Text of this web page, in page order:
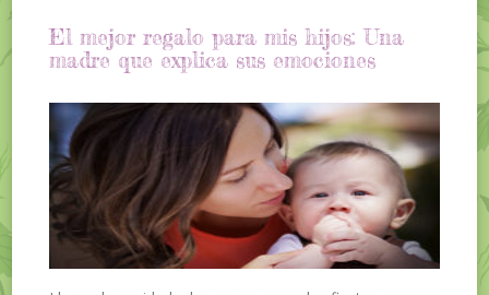
El mejor regalo para mis hijos: Una
madre que explica sus emociones